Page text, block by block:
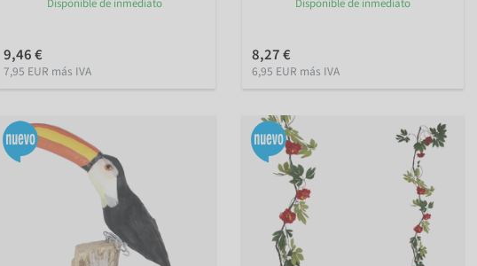
Disponible de inmediato
9,46 €
7,95 EUR más IVA
Disponible de inmediato
8,27 €
6,95 EUR más IVA